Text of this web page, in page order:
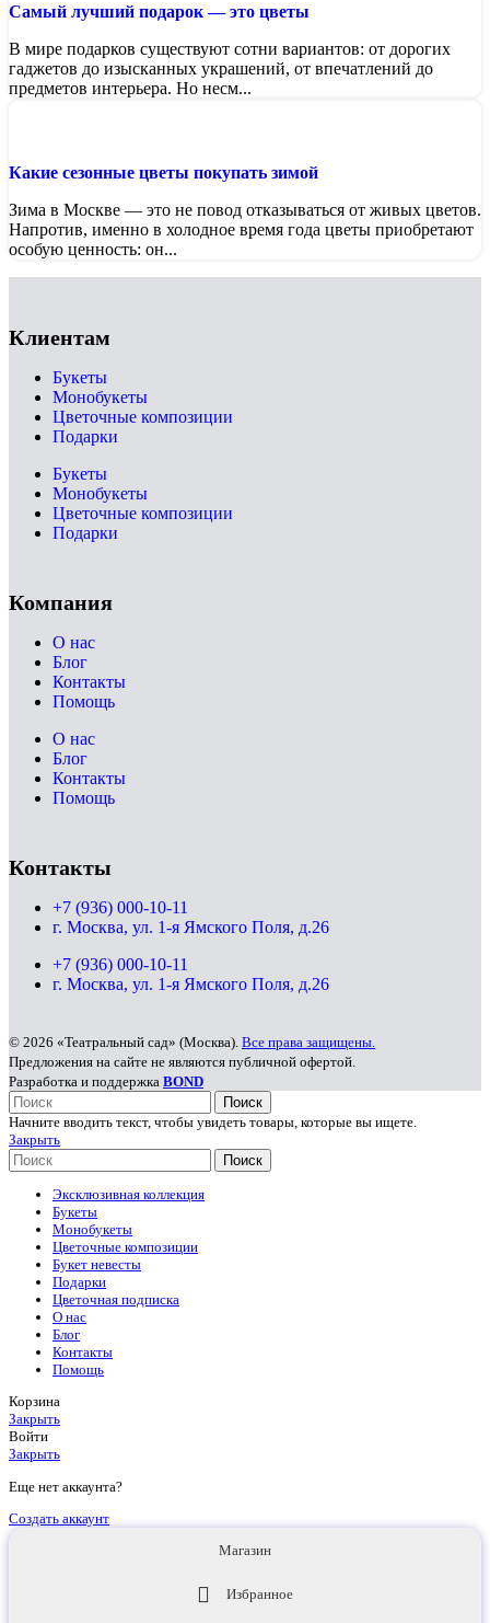
Самый лучший подарок — это цветы
В мире подарков существуют сотни вариантов: от дорогих
гаджетов до изысканных украшений, от впечатлений до
предметов интерьера. Но несм...
Какие сезонные цветы покупать зимой
Зима в Москве — это не повод отказываться от живых цветов.
Напротив, именно в холодное время года цветы приобретают
особую ценность: он...
Клиентам
Букеты
Монобукеты
Цветочные композиции
Подарки
Букеты
Монобукеты
Цветочные композиции
Подарки
Компания
О нас
Блог
Контакты
Помощь
О нас
Блог
Контакты
Помощь
Контакты
+7 (936) 000-10-11
г. Москва, ул. 1-я Ямского Поля, д.26
+7 (936) 000-10-11
г. Москва, ул. 1-я Ямского Поля, д.26
© 2026 «Театральный сад» (Москва). Все права защищены.
Предложения на сайте не являются публичной офертой.
Разработка и поддержка BOND
Поиск
Начните вводить текст, чтобы увидеть товары, которые вы ищете.
Закрыть
Поиск
Эксклюзивная коллекция
Букеты
Монобукеты
Цветочные композиции
Букет невесты
Подарки
Цветочная подписка
О нас
Блог
Контакты
Помощь
Корзина
Закрыть
Войти
Закрыть
Еще нет аккаунта?
Создать аккаунт
Магазин
Избранное